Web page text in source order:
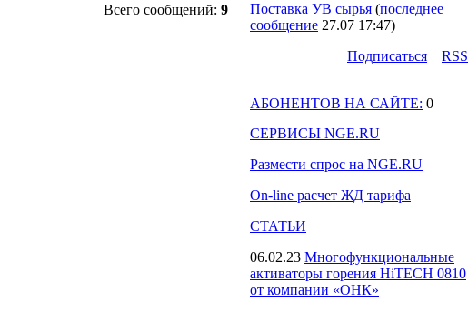
Всего сообщений: 9
Поставка УВ сырья (последнее
сообщение 27.07 17:47)
Подпиcаться
RSS
АБОНЕНТОВ НА САЙТЕ: 0
СЕРВИСЫ NGE.RU
Размести спрос на NGE.RU
On-line расчет ЖД тарифа
СТАТЬИ
06.02.23 Многофункциональные
активаторы горения HiTECH 0810
от компании «ОНК»